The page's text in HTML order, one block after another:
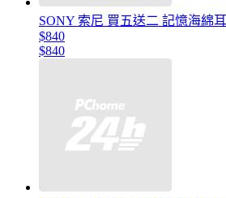
SONY 索尼 買五送二 記憶海綿
$840
$840